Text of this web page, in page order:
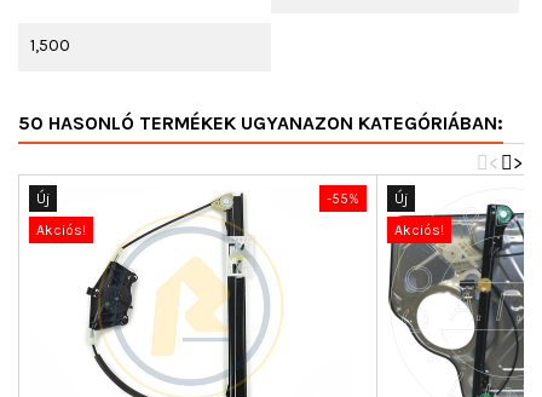
1,500
50 HASONLÓ TERMÉKEK UGYANAZON KATEGÓRIÁBAN:
>
<
-55%
Új
Akciós!
Új
Akciós!